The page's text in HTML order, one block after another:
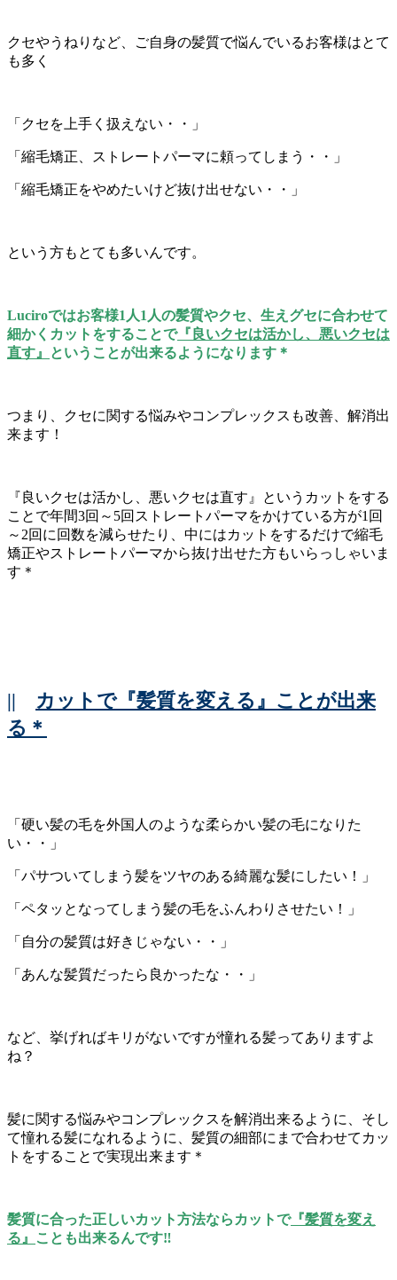
クセやうねりなど、ご自身の髪質で悩んでいるお客様はとて
も多く
「クセを上手く扱えない・・」
「縮毛矯正、ストレートパーマに頼ってしまう・・」
「縮毛矯正をやめたいけど抜け出せない・・」
という方もとても多いんです。
Luciroではお客様1人1人の髪質やクセ、生えグセに合わせて
細かくカットをすることで『良いクセは活かし、悪いクセは
直す』
ということが出来るようになります＊
つまり、クセに関する悩みやコンプレックスも改善、解消出
来ます！
『良いクセは活かし、悪いクセは直す』というカットをする
ことで年間3回～5回ストレートパーマをかけている方が1回
～2回に回数を減らせたり、中にはカットをするだけで縮毛
矯正やストレートパーマから抜け出せた方もいらっしゃいま
す＊
|| カットで『髪質を変える』ことが出来
る＊
「硬い髪の毛を外国人のような柔らかい髪の毛になりた
い・・」
「パサついてしまう髪をツヤのある綺麗な髪にしたい！」
「ペタッとなってしまう髪の毛をふんわりさせたい！」
「自分の髪質は好きじゃない・・」
「あんな髪質だったら良かったな・・」
など、挙げればキリがないですが憧れる髪ってありますよ
ね？
髪に関する悩みやコンプレックスを解消出来るように、そし
て憧れる髪になれるように、髪質の細部にまで合わせてカッ
トをすることで実現出来ます＊
髪質に合った正しいカット方法ならカットで『髪質を変え
る』
ことも出来るんです‼